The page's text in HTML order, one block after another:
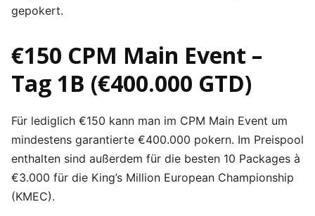
gepokert.
€150 CPM Main Event –
Tag 1B (€400.000 GTD)
Für lediglich €150 kann man im CPM Main Event um
mindestens garantierte €400.000 pokern. Im Preispool
enthalten sind außerdem für die besten 10 Packages à
€3.000 für die King’s Million European Championship
(KMEC).